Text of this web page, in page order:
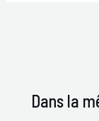
Dans la